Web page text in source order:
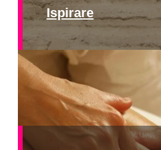
Ispirare